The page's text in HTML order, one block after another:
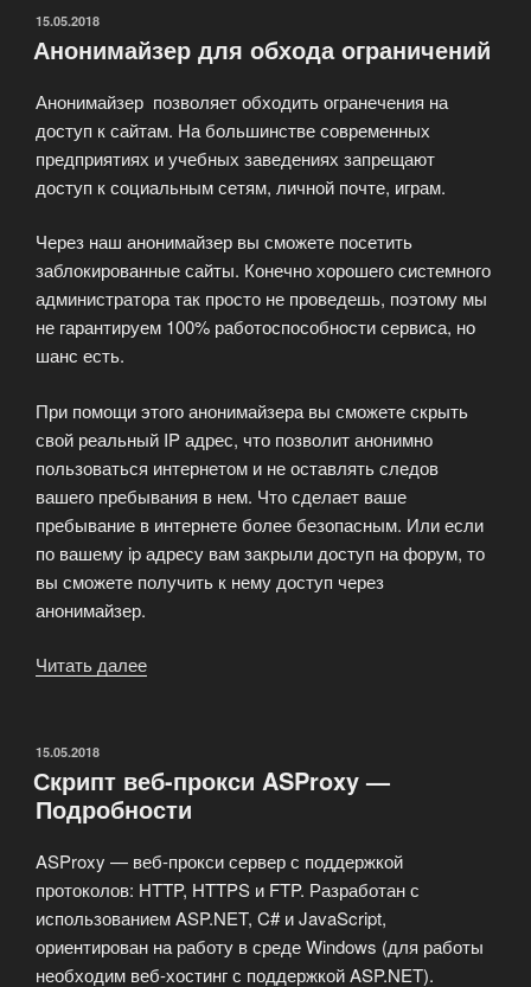
(anonymizer)»
ОПУБЛИКОВАНО
15.05.2018
Анонимайзер для обхода ограничений
Анонимайзер позволяет обходить огранечения на
доступ к сайтам. На большинстве современных
предприятиях и учебных заведениях запрещают
доступ к социальным сетям, личной почте, играм.
Через наш анонимайзер вы сможете посетить
заблокированные сайты. Конечно хорошего системного
администратора так просто не проведешь, поэтому мы
не гарантируем 100% работоспособности сервиса, но
шанс есть.
При помощи этого анонимайзера вы сможете скрыть
свой реальный IP адрес, что позволит анонимно
пользоваться интернетом и не оставлять следов
вашего пребывания в нем. Что сделает ваше
пребывание в интернете более безопасным. Или если
по вашему ip адресу вам закрыли доступ на форум, то
вы сможете получить к нему доступ через
анонимайзер.
Читать далее
ОПУБЛИКОВАНО
15.05.2018
Скрипт веб-прокси ASProxy —
Подробности
ASProxy — веб-прокси сервер с поддержкой
протоколов: HTTP, HTTPS и FTP. Разработан с
использованием ASP.NET, C# и JavaScript,
ориентирован на работу в среде Windows (для работы
необходим веб-хостинг с поддержкой ASP.NET).